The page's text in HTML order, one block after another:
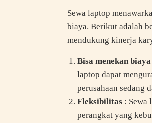
Sewa laptop
biaya. Berikut adalah
mendukung kinerja
Bisa menekan
laptop dapat
perusahaan sedang
Fleksibilitas : Sewa
perangkat yang